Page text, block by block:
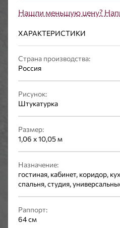
Нашли меньшую цену?
ХАРАКТЕРИСТИКИ
Страна производства:
Россия
Рисунок:
Штукатурка
Размер:
1,06 x 10,05 м
Назначение:
гостиная, кабинет, коридор,
спальня, студия,
Раппорт:
64 см